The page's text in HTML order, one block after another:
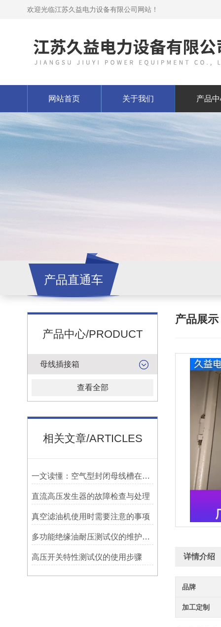
欢迎光临江苏久益电力设备有限公司网站！
网站首页 关于我们 产品
产品直通车
产品中心/PRODUCT
母线插接箱
查看全部
相关文章/ARTICLES
一文读懂：空气型封闭母线槽在厂房配电中的应用优势
直流高压发生器的故障检查与处理
真空滤油机使用时需要注意的事项
多功能绝缘油耐压测试仪的维护保养
高压开关特性测试仪的使用步骤
产品展示
详情介绍
品牌
加工定制